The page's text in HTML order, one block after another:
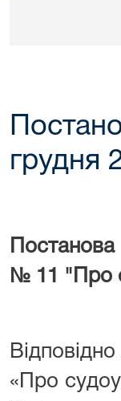
грудня
№ 11 "Про
«Про